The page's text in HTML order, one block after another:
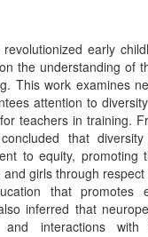
early
the understanding of
This work examines
attention to
teachers in training.
that
to equity, promoting
girls through
that promotes
inferred that
and interactions with